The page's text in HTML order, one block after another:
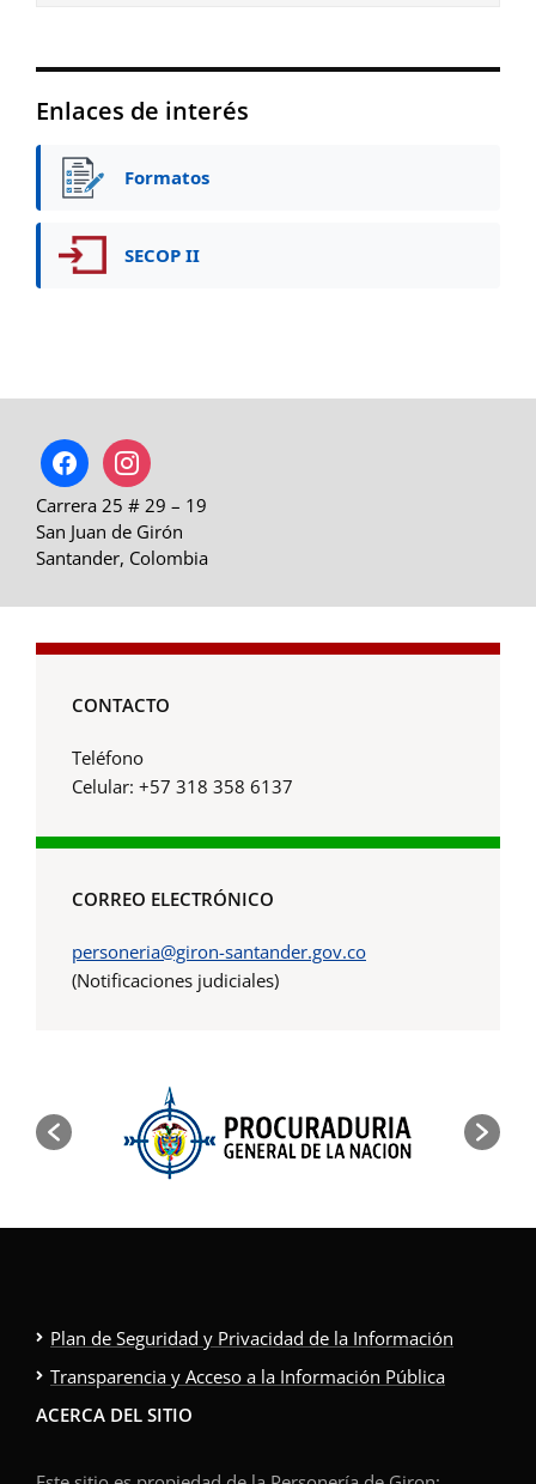
Enlaces de interés
Formatos
SECOP II
facebookinstagram
Carrera 25 # 29 – 19
San Juan de Girón
Santander, Colombia
CONTACTO
Teléfono
Celular: +57 318 358 6137
CORREO ELECTRÓNICO
personeria@giron-santander.gov.co
(Notificaciones judiciales)
Plan de Seguridad y Privacidad de la Información
Transparencia y Acceso a la Información Pública
ACERCA DEL SITIO